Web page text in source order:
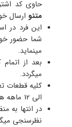
حاوی کد
متئو ارسال
این فرد در
شما حضور
مینماید.
بعد از
میگردد.
الی 12 ماهه هستند.
در انتها به
نظرسنجی